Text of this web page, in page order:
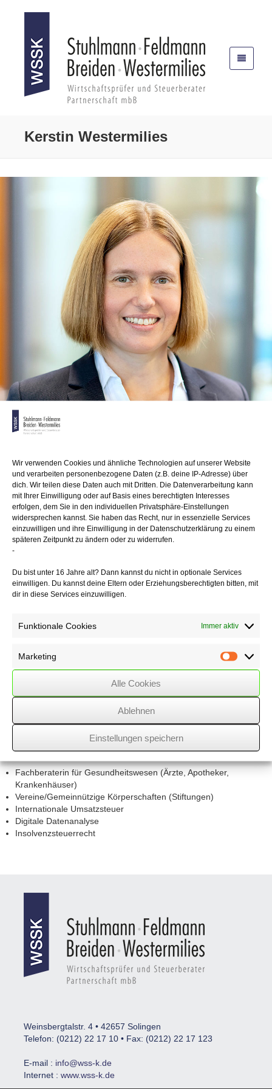
Wir verwenden Cookies und ähnliche Technologien auf unserer Website
und verarbeiten personenbezogene Daten (z.B. deine IP-Adresse) über
dich. Wir teilen diese Daten auch mit Dritten. Die Datenverarbeitung kann
mit Ihrer Einwilligung oder auf Basis eines berechtigten Interesses
erfolgen, dem Sie in den individuellen Privatsphäre-Einstellungen
widersprechen kannst. Sie haben das Recht, nur in essenzielle Services
einzuwilligen und ihre Einwilligung in der Datenschutzerklärung zu einem
späteren Zeitpunkt zu ändern oder zu widerrufen.
-
Du bist unter 16 Jahre alt? Dann kannst du nicht in optionale Services
einwilligen. Du kannst deine Eltern oder Erziehungsberechtigten bitten, mit
dir in diese Services einzuwilligen.
Funktionale Cookies Immer aktiv
Marketing
Alle Cookies
Ablehnen
Einstellungen speichern
Kerstin Westermilies
Beruflicher Werdegang:
Koordinator in einem Düsseldorfer Finanzamt (Fachbereich:
Bestellung zur Steuerberaterin + Koordinatorin im April
2009
Eintritt als Partner in die Kanzlei Welsch Saalwächter
Stuhlmann & Kollegen (
Feldmann Breiden Westermilies Wirtschaftsprüfer & Steuerberater
Part mbB).
Tätigkeitsschwerpunkte :
Fachberaterin für Gesundheitswesen (Ärzte, Apotheker,
Krankenhäuser)
Vereine/Gemeinnützige Körperschaften (Stiftungen)
Internationale Umsatzsteuer
Digitale Datenanalyse
Insolvenzsteuerrecht
Weinsbergtalstr. 4 • 42657 Solingen
Telefon: (0212) 22 17 10 • Fax: (0212) 22 17 123
E-mail : info@wss-k.de
Internet : www.wss-k.de